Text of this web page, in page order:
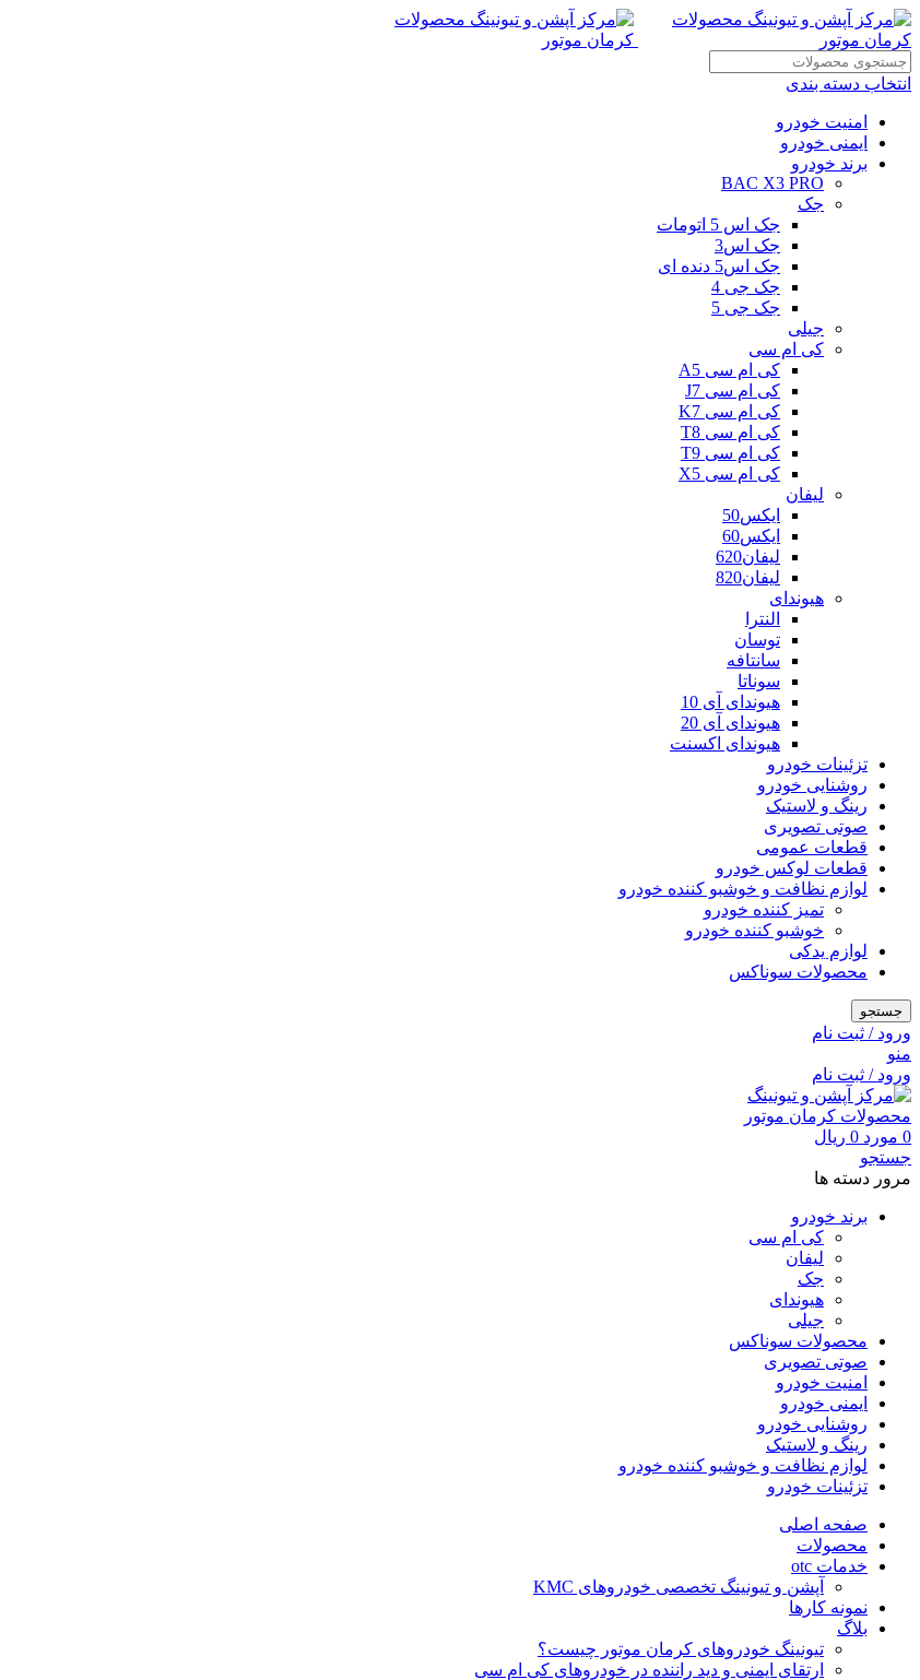
انتخاب دسته بندی
امنیت خودرو
ایمنی خودرو
برند خودرو
BAC X3 PRO
جک
جک اس 5 اتومات
جک اس3
جک اس5 دنده ای
جک جی 4
جک جی 5
جیلی
کی ام سی
کی ام سی A5
کی ام سی J7
کی ام سی K7
کی ام سی T8
کی ام سی T9
کی ام سی X5
لیفان
ایکس50
ایکس60
لیفان620
لیفان820
هیوندای
النترا
توسان
سانتافه
سوناتا
هیوندای آی 10
هیوندای آی 20
هیوندای اکسنت
تزئینات خودرو
روشنایی خودرو
رینگ و لاستیک
صوتی تصویری
قطعات عمومی
قطعات لوکس خودرو
لوازم نظافت و خوشبو کننده خودرو
تمیز کننده خودرو
خوشبو کننده خودرو
لوازم یدکی
محصولات سوناکس
جستجو
ورود / ثبت نام
منو
ورود / ثبت نام
0 مورد 0 ریال
جستجو
مرور دسته ها
برند خودرو
کی ام سی
لیفان
جک
هیوندای
جیلی
محصولات سوناکس
صوتی تصویری
امنیت خودرو
ایمنی خودرو
روشنایی خودرو
رینگ و لاستیک
لوازم نظافت و خوشبو کننده خودرو
تزئینات خودرو
صفحه اصلی
محصولات
خدمات otc
آپشن و تیونینگ تخصصی خودروهای KMC
نمونه کارها
بلاگ
تیونینگ خودروهای کرمان موتور چیست؟
ارتقای ایمنی و دید راننده در خودروهای کی ام سی